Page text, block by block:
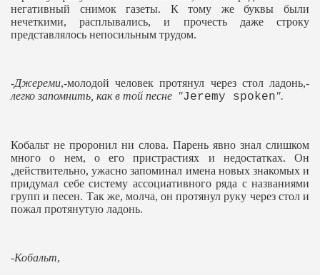
негативный снимок газеты. К тому же буквы были
нечеткими, расплывались, и прочесть даже строку
представлялось непосильным трудом.
-Джереми,-молодой человек протянул через стол ладонь,-
легко запомнить, как в той песне "Jeremy spoken".
Кобальт нe проронил ни слова. Парень явно знал слишком
много о нем, о его пристрастиях и недостатках. Он
,действительно, ужасно запоминал имена новых знакомых и
придумал себе систему ассоциативного ряда с названиями
групп и песен. Так же, молча, он протянул руку через стол и
пожал протянутую ладонь.
-Кобальт,